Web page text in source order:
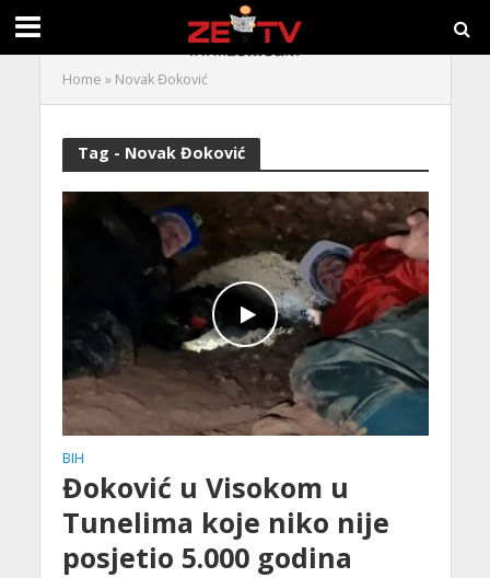
Home » Novak Đoković
Tag - Novak Đoković
BIH
Đoković u Visokom u
Tunelima koje niko nije
posjetio 5.000 godina